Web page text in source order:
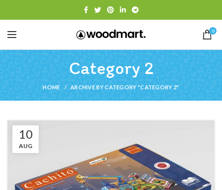
0
Category 2
HOME ARCHIVE BY CATEGORY "CATEGORY 2"
10
AUG